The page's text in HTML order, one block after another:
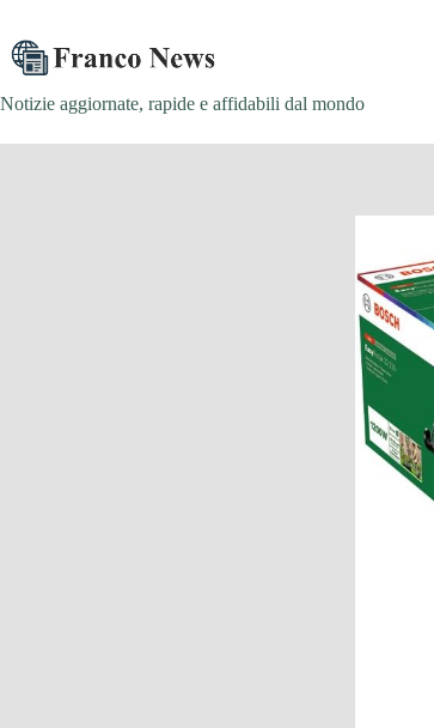
contenuto
Notizie aggiornate, rapide e affidabili dal mondo